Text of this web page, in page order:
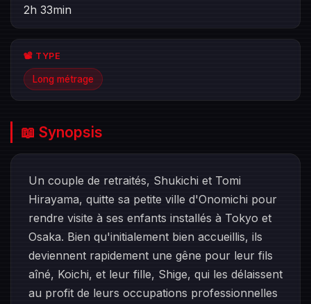
2h 33min
📽️ TYPE
Long métrage
📖 Synopsis
Un couple de retraités, Shukichi et Tomi
Hirayama, quitte sa petite ville d'Onomichi pour
rendre visite à ses enfants installés à Tokyo et
Osaka. Bien qu'initialement bien accueillis, ils
deviennent rapidement une gêne pour leur fils
aîné, Koichi, et leur fille, Shige, qui les délaissent
au profit de leurs occupations professionnelles